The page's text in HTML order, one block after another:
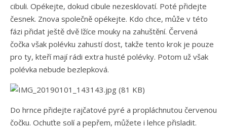
cibuli. Opékejte, dokud cibule nezesklovatí. Poté přidejte
česnek. Znova společně opékejte. Kdo chce, může v této
fázi přidat ještě dvě lžíce mouky na zahuštění. Červená
čočka však polévku zahustí dost, takže tento krok je pouze
pro ty, kteří mají rádi extra husté polévky. Potom už však
polévka nebude bezlepková.
Do hrnce přidejte rajčatové pyré a propláchnutou červenou
čočku. Ochuťte solí a pepřem, můžete i lehce přisladit.